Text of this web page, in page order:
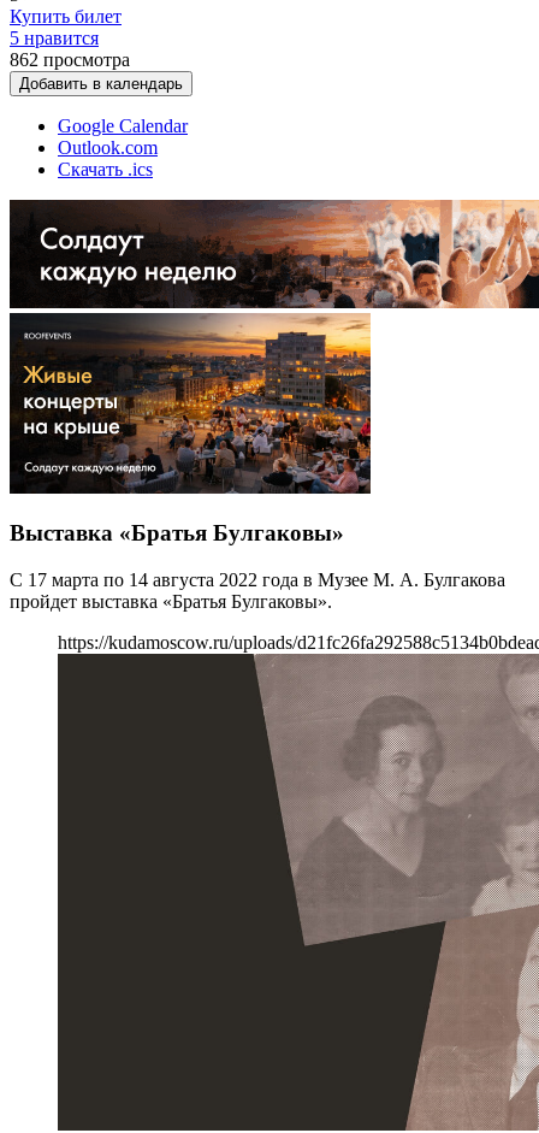
Купить билет
5 нравится
862 просмотра
Добавить в календарь
Google Calendar
Outlook.com
Скачать .ics
Выставка «Братья Булгаковы»
С 17 марта по 14 августа 2022 года в Музее М. А. Булгакова
пройдет выставка «Братья Булгаковы».
https://kudamoscow.ru/uploads/